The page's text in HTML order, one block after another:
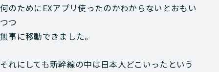
何のためにEXアプリ使ったのかわからないとおもい
つつ
無事に移動できました。
それにしても新幹線の中は日本人どこいったという